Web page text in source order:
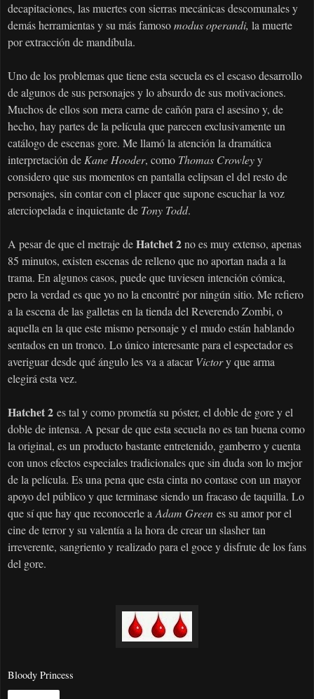
decapitaciones, las muertes con sierras mecánicas descomunales y
demás herramientas y su más famosomodus operandi, la muerte
por extracción de mandíbula.
Uno de los problemas que tiene esta secuela es el escaso desarrollo
de algunos de sus personajes y lo absurdo de sus motivaciones.
Muchos de ellos son mera carne de cañón para el asesino y, de
hecho, hay partes de la película que parecen exclusivamente un
catálogo de escenas gore. Me llamó la atención la dramática
interpretación deKane Hooder, como Thomas Crowleyy
considero que sus momentos en pantalla eclipsan el del resto de
personajes, sin contar con el placer que supone escuchar la voz
aterciopelada e inquietante de Tony Todd.
A pesar de que el metraje deHatchet 2no es muy extenso, apenas
85 minutos, existen escenas de relleno que no aportan nada a la
trama. En algunos casos, puede que tuviesen intención cómica,
pero la verdad es que yo no la encontré por ningún sitio. Me refiero
a la escena de las galletas en la tienda del Reverendo Zombi, o
aquella en la que este mismo personaje y el mudo están hablando
sentados en un tronco. Lo único interesante para el espectador es
averiguar desde qué ángulo les va a atacarVictory que arma
elegirá esta vez.
Hatchet 2 es tal y como prometía su póster, el doble de gore y el
doble de intensa. A pesar de que esta secuela no es tan buena como
la original, es un producto bastante entretenido, gamberro y cuenta
con unos efectos especiales tradicionales que sin duda son lo mejor
de la película. Es una pena que esta cinta no contase con un mayor
apoyo del público y que terminase siendo un fracaso de taquilla. Lo
que sí que hay que reconocerle aAdam Green es su amor por el
cine de terror y su valentía a la hora de crear un slasher tan
irreverente, sangriento y realizado para el goce y disfrute de los fans
del gore.
Bloody Princess